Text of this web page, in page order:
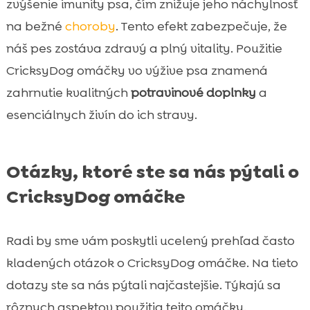
zvýšenie imunity psa, čím znižuje jeho náchylnosť
na bežné choroby. Tento efekt zabezpečuje, že
náš pes zostáva zdravý a plný vitality. Použitie
CricksyDog omáčky vo výžive psa znamená
zahrnutie kvalitnýchpotravinové doplnky a
esenciálnych živín do ich stravy.
Otázky, ktoré ste sa nás pýtali o
CricksyDog omáčke
Radi by sme vám poskytli ucelený prehľad často
kladených otázok o CricksyDog omáčke. Na tieto
dotazy ste sa nás pýtali najčastejšie. Týkajú sa